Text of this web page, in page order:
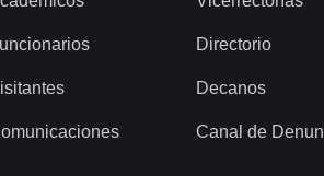
Directorio
Decanos
Canal de